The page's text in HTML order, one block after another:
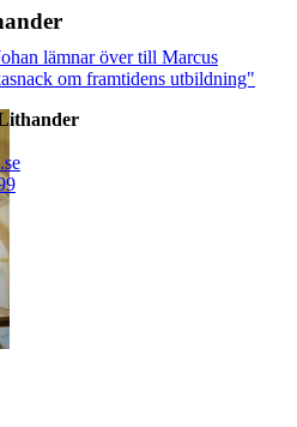
lämnar över till Marcus
om framtidens utbildning"